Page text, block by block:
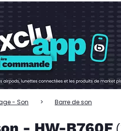
- Son Barre de son